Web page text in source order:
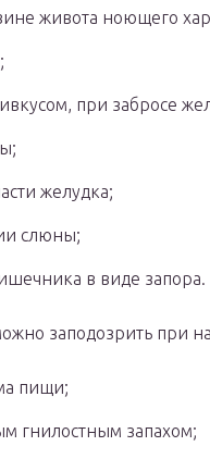
живота ноющего
при забросе
желудка;
слюны;
в виде запора.
заподозрить при
пищи;
гнилостным запахом;